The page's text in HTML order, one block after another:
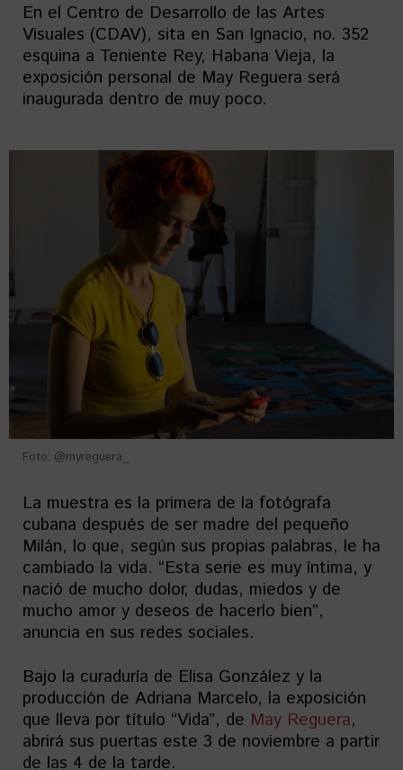
En el Centro de Desarrollo de las Artes
Visuales (CDAV), sita en San Ignacio, no. 352
esquina a Teniente Rey, Habana Vieja, la
exposición personal de May Reguera será
inaugurada dentro de muy poco.
Foto: @myreguera_
La muestra es la primera de la fotógrafa
cubana después de ser madre del pequeño
Milán, lo que, según sus propias palabras, le ha
cambiado la vida. “Esta serie es muy íntima, y
nació de mucho dolor, dudas, miedos y de
mucho amor y deseos de hacerlo bien”,
anuncia en sus redes sociales.
Bajo la curaduría de Elisa González y la
producción de Adriana Marcelo, la exposición
que lleva por título “Vida”, de May Reguera,
abrirá sus puertas este 3 de noviembre a partir
de las 4 de la tarde.